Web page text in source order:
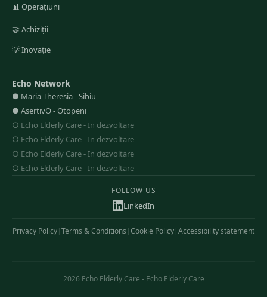
📊 Operațiuni
🤝 Achiziții
💡Inovație
Echo Network
● Maria Theresia-Sibiu
● AsertivO-Otopeni
○ Echo Elderly Care-In dezvoltare
○ Echo Elderly Care-In dezvoltare
○ Echo Elderly Care-In dezvoltare
○ Echo Elderly Care-In dezvoltare
FOLLOW US
LinkedIn
Privacy Policy|Terms & Conditions |Cookie Policy|Accessibility statement
2026 Echo Elderly Care - Echo Elderly Care